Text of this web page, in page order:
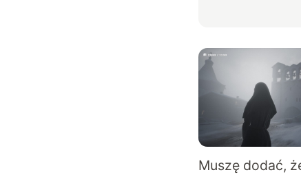
Muszę dodać,